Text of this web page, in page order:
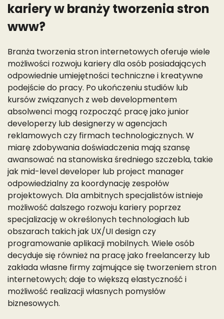
kariery w branży tworzenia stron
www?
Branża tworzenia stron internetowych oferuje wiele
możliwości rozwoju kariery dla osób posiadających
odpowiednie umiejętności techniczne i kreatywne
podejście do pracy. Po ukończeniu studiów lub
kursów związanych z web developmentem
absolwenci mogą rozpocząć pracę jako junior
developerzy lub designerzy w agencjach
reklamowych czy firmach technologicznych. W
miarę zdobywania doświadczenia mają szansę
awansować na stanowiska średniego szczebla, takie
jak mid-level developer lub project manager
odpowiedzialny za koordynację zespołów
projektowych. Dla ambitnych specjalistów istnieje
możliwość dalszego rozwoju kariery poprzez
specjalizację w określonych technologiach lub
obszarach takich jak UX/UI design czy
programowanie aplikacji mobilnych. Wiele osób
decyduje się również na pracę jako freelancerzy lub
zakłada własne firmy zajmujące się tworzeniem stron
internetowych; daje to większą elastyczność i
możliwość realizacji własnych pomysłów
biznesowych.